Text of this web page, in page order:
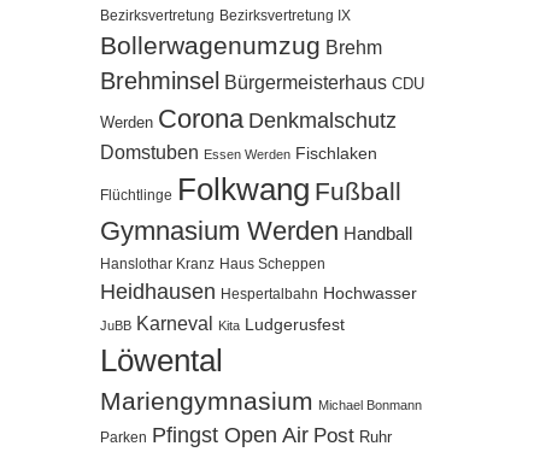
Bezirksvertretung Bezirksvertretung IX
Bollerwagenumzug Brehm
Brehminsel Bürgermeisterhaus CDU
Werden Corona Denkmalschutz
Domstuben Essen Werden Fischlaken
Flüchtlinge Folkwang Fußball
Gymnasium Werden Handball
Hanslothar Kranz Haus Scheppen
Heidhausen Hespertalbahn Hochwasser
JuBB Karneval Kita Ludgerusfest
Löwental
Mariengymnasium Michael Bonmann
Parken Pfingst Open Air Post Ruhr